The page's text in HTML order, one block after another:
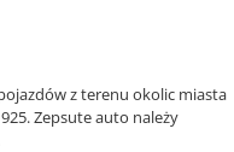
z terenu okolic miasta
Zepsute auto należy